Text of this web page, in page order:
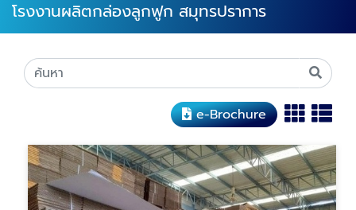
โรงงานผลิตกล่องลูกฟูก สมุทรปราการ
e-Brochure